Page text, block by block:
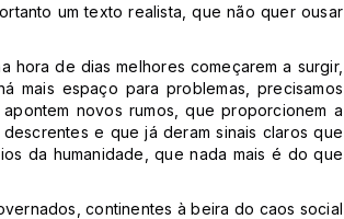
um texto realista, que não quer ousar
hora de dias melhores começarem a surgir,
mais espaço para problemas, precisamos
novos rumos, que proporcionem a
e que já deram sinais claros que
da humanidade, que nada mais é do que
continentes à beira do caos social